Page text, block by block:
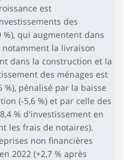
est
des
qui augmentent dans
la livraison
dans la construction et la
des ménages est
pénalisé par la baisse
(-5,6 %) et par celle des
% d'investissement en
les frais de notaires).
non financières
2022 (+2,7 % après